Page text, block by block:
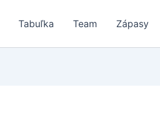
Tabuľka Team Zápasy